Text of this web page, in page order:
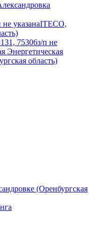
не указанаITECO,
75306з/п не
Энергетическая
область)
(Оренбургская